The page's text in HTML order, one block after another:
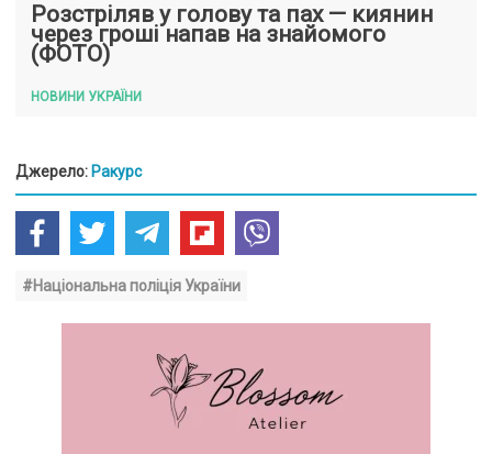
Розстріляв у голову та пах — киянин
через гроші напав на знайомого
(ФОТО)
НОВИНИ УКРАЇНИ
Джерело: Ракурс
#Національна поліція України